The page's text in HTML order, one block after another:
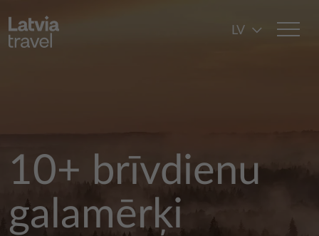
LV
10+ brīvdienu
galamērķi